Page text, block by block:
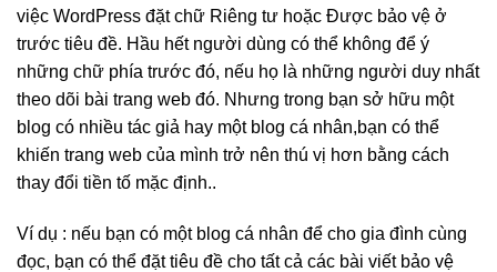
việc WordPress đặt chữ Riêng tư hoặc Được bảo vệ ở
trước tiêu đề. Hầu hết người dùng có thể không để ý
những chữ phía trước đó, nếu họ là những người duy nhất
theo dõi bài trang web đó. Nhưng trong bạn sở hữu một
blog có nhiều tác giả hay một blog cá nhân,bạn có thể
khiến trang web của mình trở nên thú vị hơn bằng cách
thay đổi tiền tố mặc định..
Ví dụ : nếu bạn có một blog cá nhân để cho gia đình cùng
đọc, bạn có thể đặt tiêu đề cho tất cả các bài viết bảo vệ